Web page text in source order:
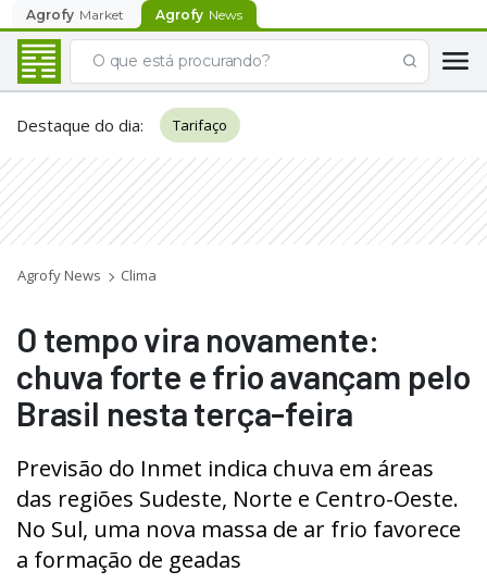
Agrofy Market Agrofy News
Destaque do dia: Tarifaço
Agrofy News Clima
O tempo vira novamente:
chuva forte e frio avançam pelo
Brasil nesta terça-feira
Previsão do Inmet indica chuva em áreas
das regiões Sudeste, Norte e Centro-Oeste.
No Sul, uma nova massa de ar frio favorece
a formação de geadas